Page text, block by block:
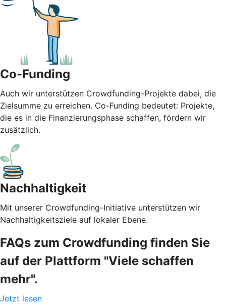
Co-Funding
Auch wir unterstützen Crowdfunding-Projekte dabei, die
Zielsumme zu erreichen. Co-Funding bedeutet: Projekte,
die es in die Finanzierungsphase schaffen, fördern wir
zusätzlich.
Nachhaltigkeit
Mit unserer Crowdfunding-Initiative unterstützen wir
Nachhaltigkeitsziele auf lokaler Ebene.
FAQs zum Crowdfunding finden Sie
auf der Plattform "Viele schaffen
mehr".
Jetzt lesen